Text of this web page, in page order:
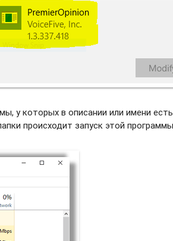
у которых в описании или имени
происходит запуск этой